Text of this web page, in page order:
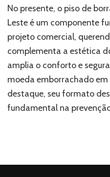
borracha
na
Zona
Leste:
saiba
onde
comprar
No presente, o piso de
Leste é um componente
projeto comercial,
complementa a estética
amplia o conforto e
moeda emborrachado
destaque, seu formato
fundamental na